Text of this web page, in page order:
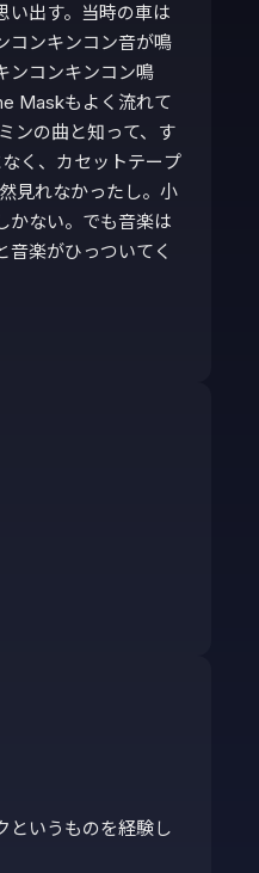
い出す。当時の車は
コンキンコン音が鳴
ンコンキンコン鳴
Maskもよく流れて
ンの曲と知って、す
く、カセットテープ
見れなかったし。小
かない。でも音楽は
音楽がひっついてく
というものを経験し